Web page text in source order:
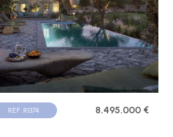
REF. R1374 8.495.000 €